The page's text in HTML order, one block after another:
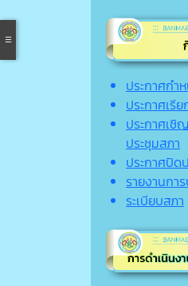
ประกาศกำ
ประกาศเรี
ประกาศเชิ
ประชุมสภา
ประกาศปิด
รายงานกา
ระเบียบสภา